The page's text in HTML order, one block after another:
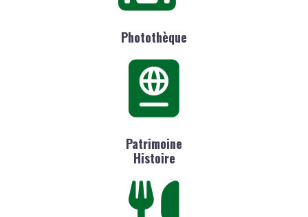
Photothèque
Patrimoine
Histoire